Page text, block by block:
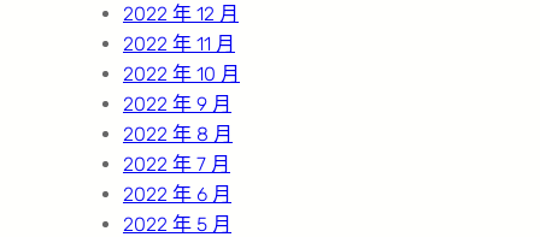
2022 年 12 月
2022 年 11 月
2022 年 10 月
2022 年 9 月
2022 年 8 月
2022 年 7 月
2022 年 6 月
2022 年 5 月